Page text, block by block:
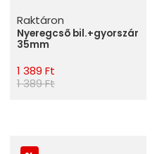
Raktáron
Nyeregcsõ bil.+gyorszár
35mm
1 389 Ft
1 389 Ft